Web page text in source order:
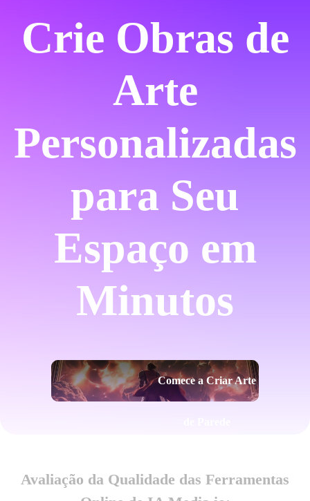
Crie Obras de
Arte
Personalizadas
para Seu
Espaço em
Minutos
Comece a Criar Arte
Avaliação da Qualidade das Ferramentas